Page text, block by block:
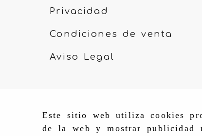
Este sitio web utiliza cookies
de la web y mostrar publicidad
Privacidad
Condiciones de venta
Aviso Legal